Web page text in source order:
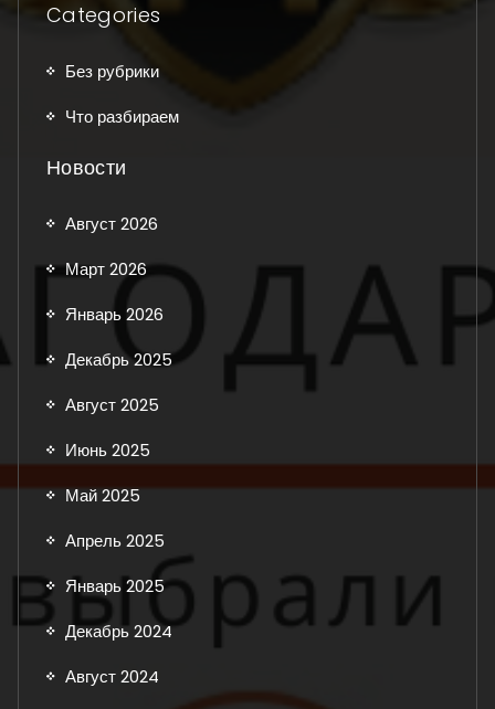
Categories
Без рубрики
Что разбираем
Новости
Август 2026
Март 2026
Январь 2026
Декабрь 2025
Август 2025
Июнь 2025
Май 2025
Апрель 2025
Январь 2025
Декабрь 2024
Август 2024